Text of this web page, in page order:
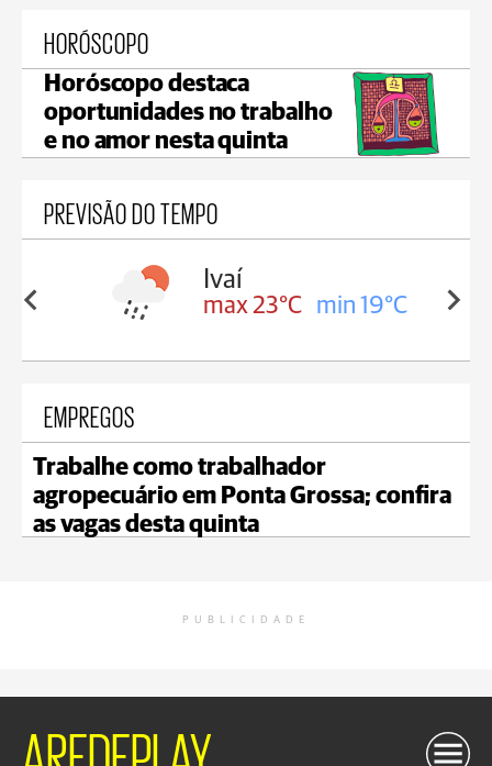
HORÓSCOPO
Horóscopo destaca
oportunidades no trabalho
e no amor nesta quinta
PREVISÃO DO TEMPO
17°C
Ivaí
max 23°C min 19°C
EMPREGOS
Trabalhe como trabalhador
agropecuário em Ponta Grossa; confira
as vagas desta quinta
PUBLICIDADE
AREDEPLAY